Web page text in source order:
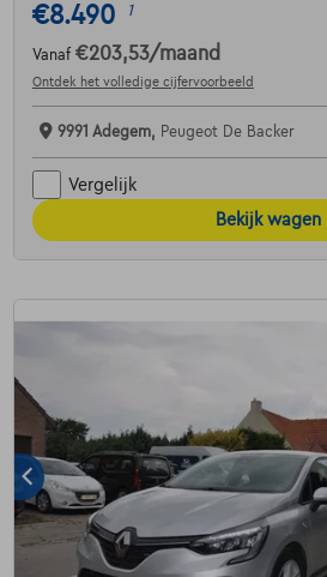
€8.490 1
Vanaf €203,53/maand
Ontdek het volledige cijfervoorbeeld
9991 Adegem, Peugeot De Backer
Vergelijk
Bekijk wagen